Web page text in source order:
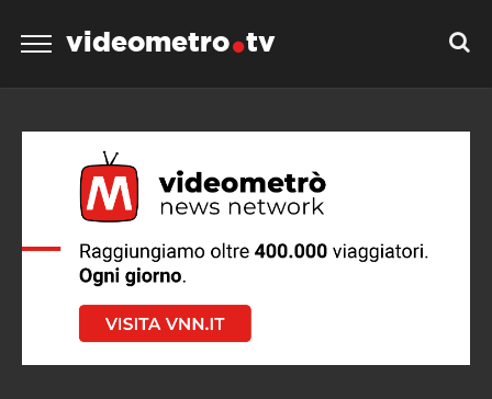
videometro tv